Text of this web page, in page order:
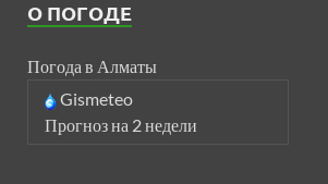
О ПОГОДЕ
Погода в Алматы
Gismeteo
Прогноз на 2 недели